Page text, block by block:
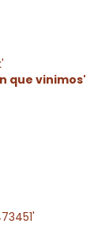
que vinimos'